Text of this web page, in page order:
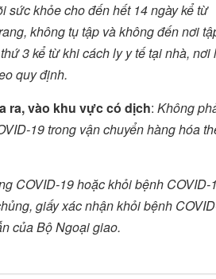
sức khỏe cho đến hết 14 ngày kể từ
không tụ tập và không đến nơi
3 kể từ khi cách ly y tế tại nhà, nơi
quy định.
ra, vào khu vực có dịch: Không
19 trong vận chuyển hàng hóa
COVID-19 hoặc khỏi bệnh COVID-
giấy xác nhận khỏi bệnh
của Bộ Ngoại giao.